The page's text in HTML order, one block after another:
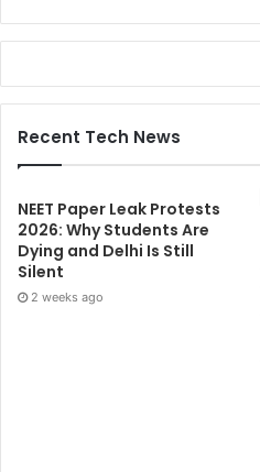
Recent Tech News
NEET Paper Leak Protests
2026: Why Students Are
Dying and Delhi Is Still
Silent
2 weeks ago